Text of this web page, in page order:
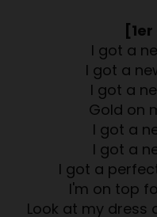
I got a
I got a
I got a
Gold on
I got a
I got a
I got a
I'm on top
Look at my dress